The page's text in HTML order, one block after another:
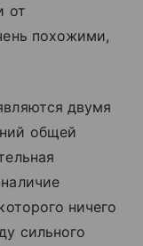
от
похожими,
двумя
общей
ничего
сильного